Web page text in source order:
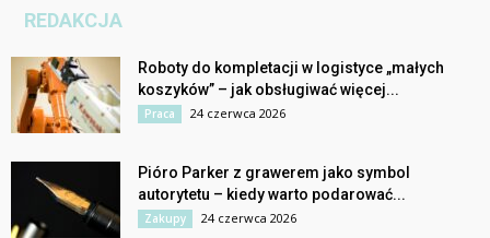
REDAKCJA
Roboty do kompletacji w logistyce „małych
koszyków” – jak obsługiwać więcej...
Praca 24 czerwca 2026
Pióro Parker z grawerem jako symbol
autorytetu – kiedy warto podarować...
Zakupy 24 czerwca 2026